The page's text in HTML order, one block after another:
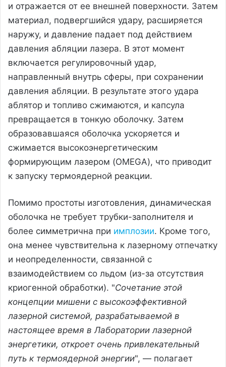
и отражается от ее внешней поверхности. Затем
материал, подвергшийся удару, расширяется
наружу, и давление падает под действием
давления абляции лазера. В этот момент
включается регулировочный удар,
направленный внутрь сферы, при сохранении
давления абляции. В результате этого удара
аблятор и топливо сжимаются, и капсула
превращается в тонкую оболочку. Затем
образовавшаяся оболочка ускоряется и
сжимается высокоэнергетическим
формирующим лазером (OMEGA), что приводит
к запуску термоядерной реакции.
Помимо простоты изготовления, динамическая
оболочка не требует трубки-заполнителя и
более симметрична при имплозии. Кроме того,
она менее чувствительна к лазерному отпечатку
и неопределенности, связанной с
взаимодействием со льдом (из-за отсутствия
криогенной обработки). "Сочетание этой
концепции мишени с высокоэффективной
лазерной системой, разрабатываемой в
настоящее время в Лаборатории лазерной
энергетики, откроет очень привлекательный
путь к термоядерной энергии", — полагает